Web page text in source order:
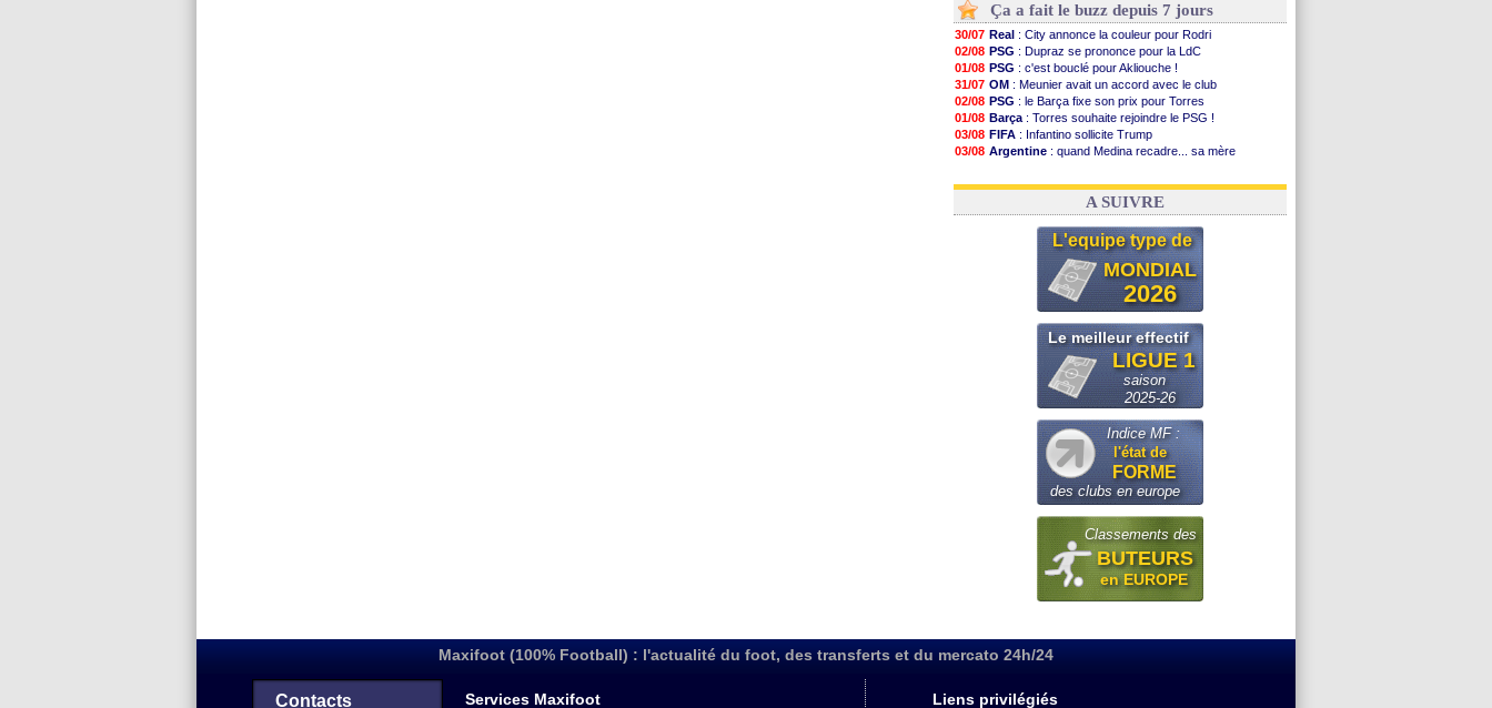
Ça a fait le buzz depuis 7 jours
30/07 Real : City annonce la couleur pour Rodri
02/08 PSG : Dupraz se prononce pour la LdC
01/08 PSG : c'est bouclé pour Akliouche !
31/07 OM : Meunier avait un accord avec le club
02/08 PSG : le Barça fixe son prix pour Torres
01/08 Barça : Torres souhaite rejoindre le PSG !
03/08 FIFA : Infantino sollicite Trump
03/08 Argentine : quand Medina recadre... sa mère
03/08 OM: Paixão attire un 2e club anglais
A SUIVRE
L'equipe type de
MONDIAL
2026
Le meilleur effectif
LIGUE 1
saison
2025-26
Indice MF :
l'état de
FORME
des clubs en europe
Classements des
BUTEURS
en EUROPE
Maxifoot (100% Football) : l'actualité du foot, des transferts et du mercato 24h/24
Contacts Services Maxifoot Liens privilégiés